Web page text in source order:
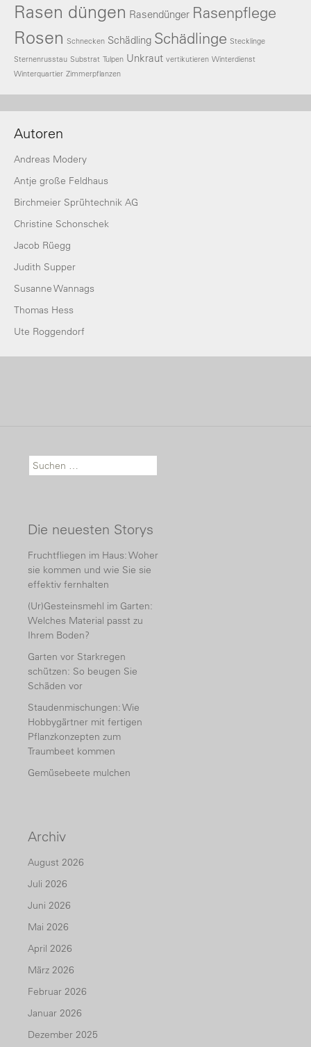
Rasen düngen Rasendünger Rasenpflege
Rosen Schnecken Schädling Schädlinge Stecklinge
Sternenrusstau Substrat Tulpen Unkraut vertikutieren Winterdienst
Winterquartier Zimmerpflanzen
Autoren
Andreas Modery
Antje große Feldhaus
Birchmeier Sprühtechnik AG
Christine Schonschek
Jacob Rüegg
Judith Supper
Susanne Wannags
Thomas Hess
Ute Roggendorf
Suche nach:
Die neuesten Storys
Fruchtfliegen im Haus: Woher
sie kommen und wie Sie sie
effektiv fernhalten
(Ur)Gesteinsmehl im Garten:
Welches Material passt zu
Ihrem Boden?
Garten vor Starkregen
schützen: So beugen Sie
Schäden vor
Staudenmischungen: Wie
Hobbygärtner mit fertigen
Pflanzkonzepten zum
Traumbeet kommen
Gemüsebeete mulchen
Archiv
August 2026
Juli 2026
Juni 2026
Mai 2026
April 2026
März 2026
Februar 2026
Januar 2026
Dezember 2025